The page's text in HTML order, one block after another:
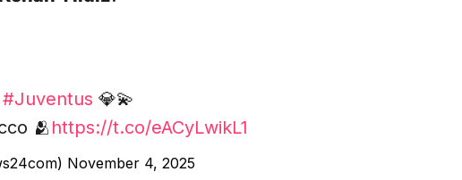
#Juventus 💎💫
🫂 https://t.co/eACyLwikL1
November 4, 2025